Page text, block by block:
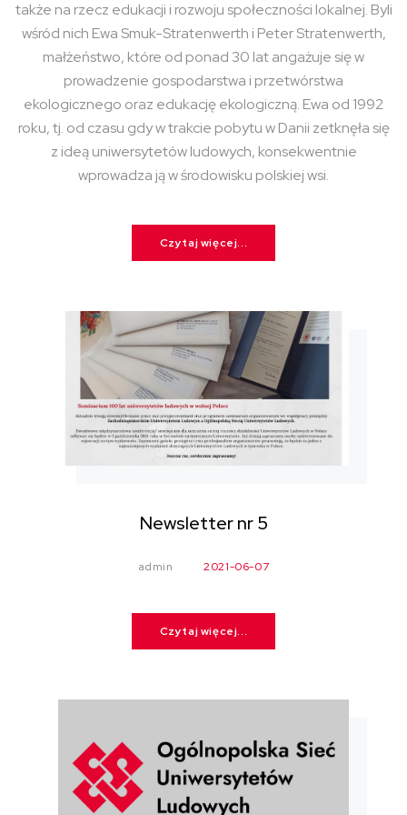
także na rzecz edukacji i rozwoju społeczności lokalnej. Byli
wśród nich Ewa Smuk-Stratenwerth i Peter Stratenwerth,
małżeństwo, które od ponad 30 lat angażuje się w
prowadzenie gospodarstwa i przetwórstwa
ekologicznego oraz edukację ekologiczną. Ewa od 1992
roku, tj. od czasu gdy w trakcie pobytu w Danii zetknęła się
z ideą uniwersytetów ludowych, konsekwentnie
wprowadza ją w środowisku polskiej wsi.
Czytaj więcej...
Newsletter nr 5
admin 2021-06-07
Czytaj więcej...